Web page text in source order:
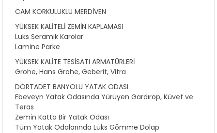
CAM KORKULUKLU MERDİVEN
YÜKSEK KALİTELİ ZEMİN KAPLAMASI
Lüks Seramik Karolar
Lamine Parke
YÜKSEK KALİTE TESİSATI ARMATÜRLERİ
Grohe, Hans Grohe, Geberit, Vitra
DÖRTADET BANYOLU YATAK ODASI
Ebeveyn Yatak Odasında Yürüyen Gardırop, Küvet ve
Teras
Zemin Katta Bir Yatak Odası
Tüm Yatak Odalarında Lüks Gömme Dolap